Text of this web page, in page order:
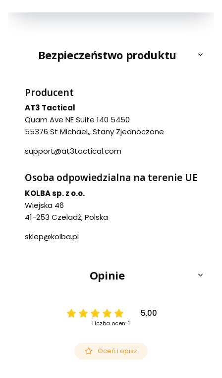
Bezpieczeństwo produktu
Producent
AT3 Tactical​
Quam Ave NE Suite 140 5450
55376 St Michael,, Stany Zjednoczone
support@at3tactical.com
Osoba odpowiedzialna na terenie UE
KOLBA sp. z o.o.
Wiejska 46
41-253 Czeladź, Polska
sklep@kolba.pl
Opinie
5.00
Liczba ocen: 1
Oceń i opisz